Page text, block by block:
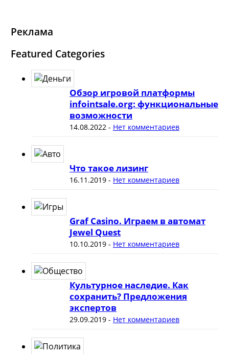
Реклама
Featured Categories
Обзор игровой платформы
infointsale.org: функциональные
возможности
14.08.2022- Нет комментариев
Что такое лизинг
16.11.2019- Нет комментариев
Graf Casino. Играем в автомат
Jewel Quest
10.10.2019- Нет комментариев
Культурное наследие. Как
сохранить? Предложения
экспертов
29.09.2019- Нет комментариев